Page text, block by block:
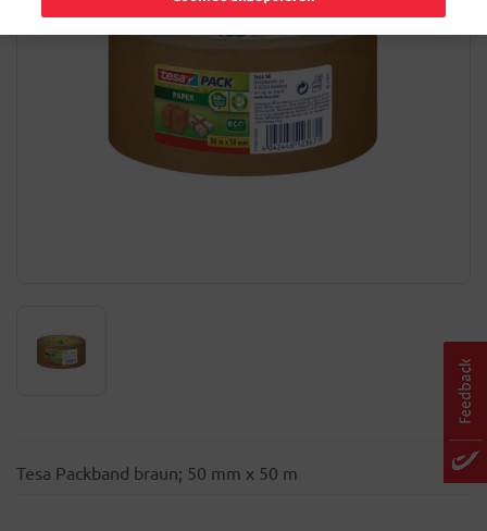
Tesa Packband braun; 50 mm x 50 m